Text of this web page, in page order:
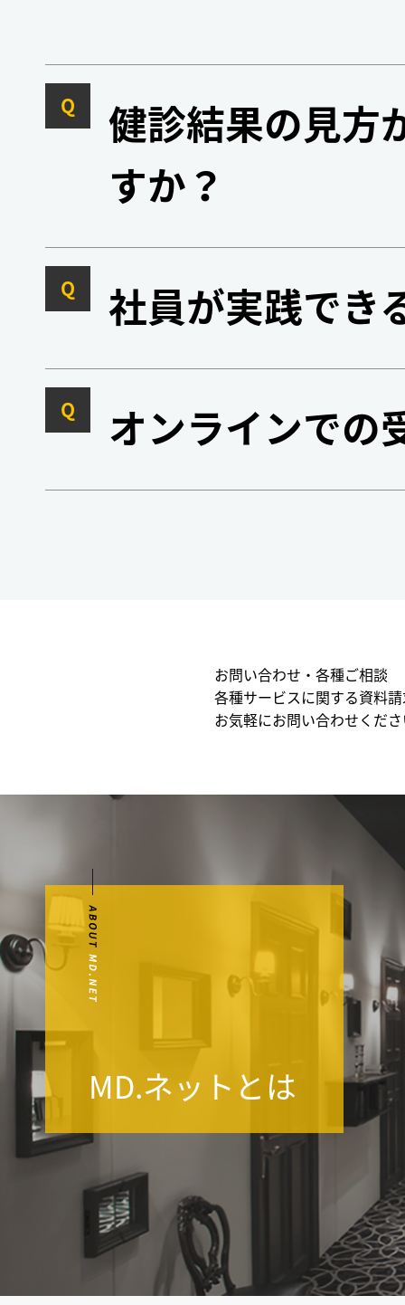
Q
健診結果の見方
すか？
Q 社員が実践でき
Q オンラインでの
お問い合わせ・各種ご相談
各種サービスに関する資料
お気軽にお問い合わせくだ
MD.ネットとは